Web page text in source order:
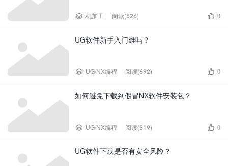
 机加工 阅读(526)  0
UG软件新手入门难吗？
 UG/NX编程 阅读(692)  0
如何避免下载到假冒NX软件安装包？
 UG/NX编程 阅读(519)  0
UG软件下载是否有安全风险？